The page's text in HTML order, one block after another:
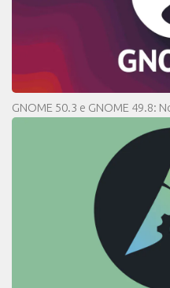
GNOME 50.3 e GNOME 49.8: